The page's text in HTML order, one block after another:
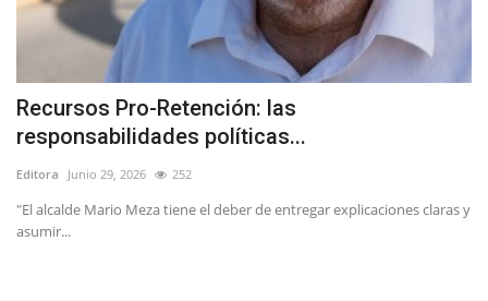
Recursos Pro-Retención: las
responsabilidades políticas...
Editora Junio 29, 2026 252
"El alcalde Mario Meza tiene el deber de entregar explicaciones claras y
asumir...